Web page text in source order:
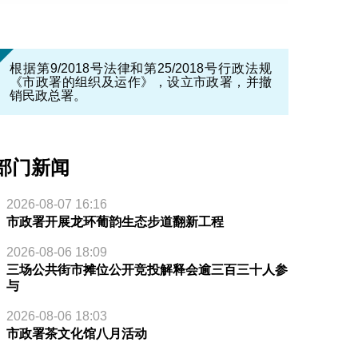
根据第9/2018号法律和第25/2018号行政法规
《市政署的组织及运作》，设立市政署，并撤
销民政总署。
门新闻
2026-08-07 16:16
市政署开展龙环葡韵生态步道翻新工程
2026-08-06 18:09
三场公共街市摊位公开竞投解释会逾三百三十人参
与
2026-08-06 18:03
市政署茶文化馆八月活动